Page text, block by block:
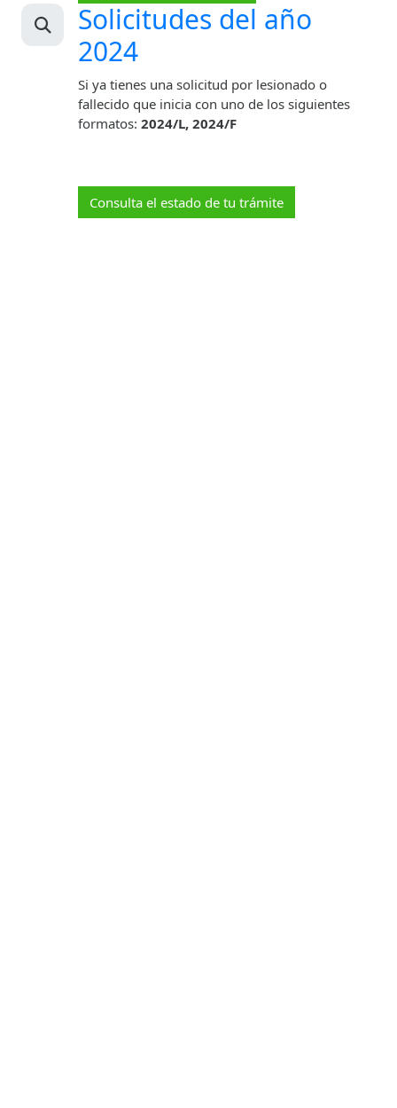
Solicitudes del año
2024
Si ya tienes una solicitud por lesionado o
fallecido que inicia con uno de los siguientes
formatos: 2024/L, 2024/F
Consulta el estado de tu trámite